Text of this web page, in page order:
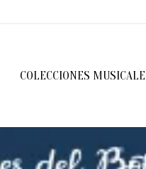
COLECCIONES